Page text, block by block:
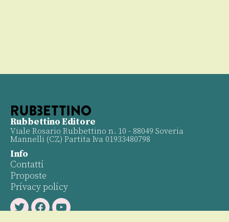
Rubbettino Editore
Viale Rosario Rubbettino n. 10 - 88049 Soveria
Mannelli (CZ) Partita Iva 01933480798
Info
Contatti
Proposte
Privacy policy
TwitterFacebookYoutube